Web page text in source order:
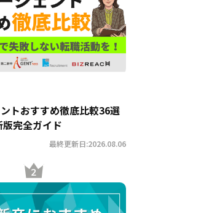
トおすすめ徹底比較36選
版完全ガイド
最終更新日:2026.08.06